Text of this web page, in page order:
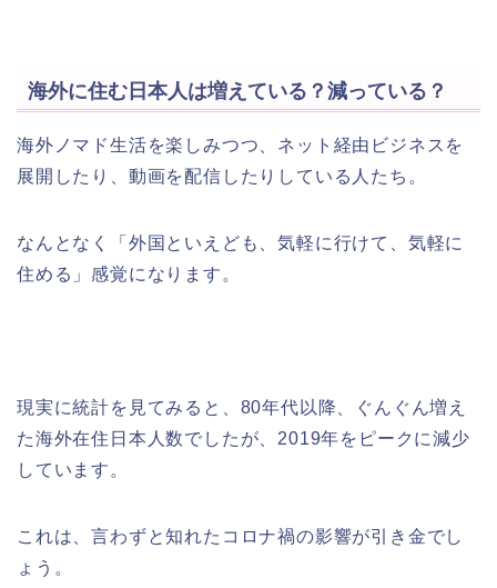
海外に住む日本人は増えている？減っている？
海外ノマド生活を楽しみつつ、ネット経由ビジネスを
展開したり、動画を配信したりしている人たち。
なんとなく「外国といえども、気軽に行けて、気軽に
住める」感覚になります。
現実に統計を見てみると、80年代以降、ぐんぐん増え
た海外在住日本人数でしたが、2019年をピークに減少
しています。
これは、言わずと知れたコロナ禍の影響が引き金でし
ょう。